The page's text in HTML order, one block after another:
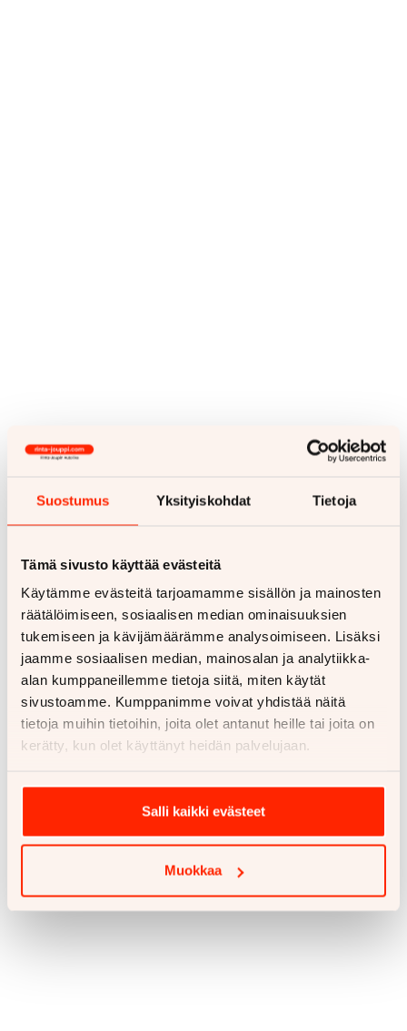
Suostumus Yksityiskohdat Tietoja
Tämä sivusto käyttää evästeitä
Käytämme evästeitä tarjoamamme sisällön ja mainosten
räätälöimiseen, sosiaalisen median ominaisuuksien
tukemiseen ja kävijämäärämme analysoimiseen. Lisäksi
jaamme sosiaalisen median, mainosalan ja analytiikka-
alan kumppaneillemme tietoja siitä, miten käytät
sivustoamme. Kumppanimme voivat yhdistää näitä
tietoja muihin tietoihin, joita olet antanut heille tai joita on
kerätty, kun olet käyttänyt heidän palvelujaan.
Salli kaikki evästeet
Muokkaa